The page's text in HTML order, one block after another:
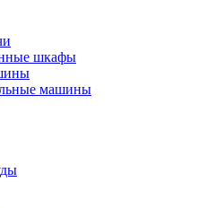
шкафы
машины